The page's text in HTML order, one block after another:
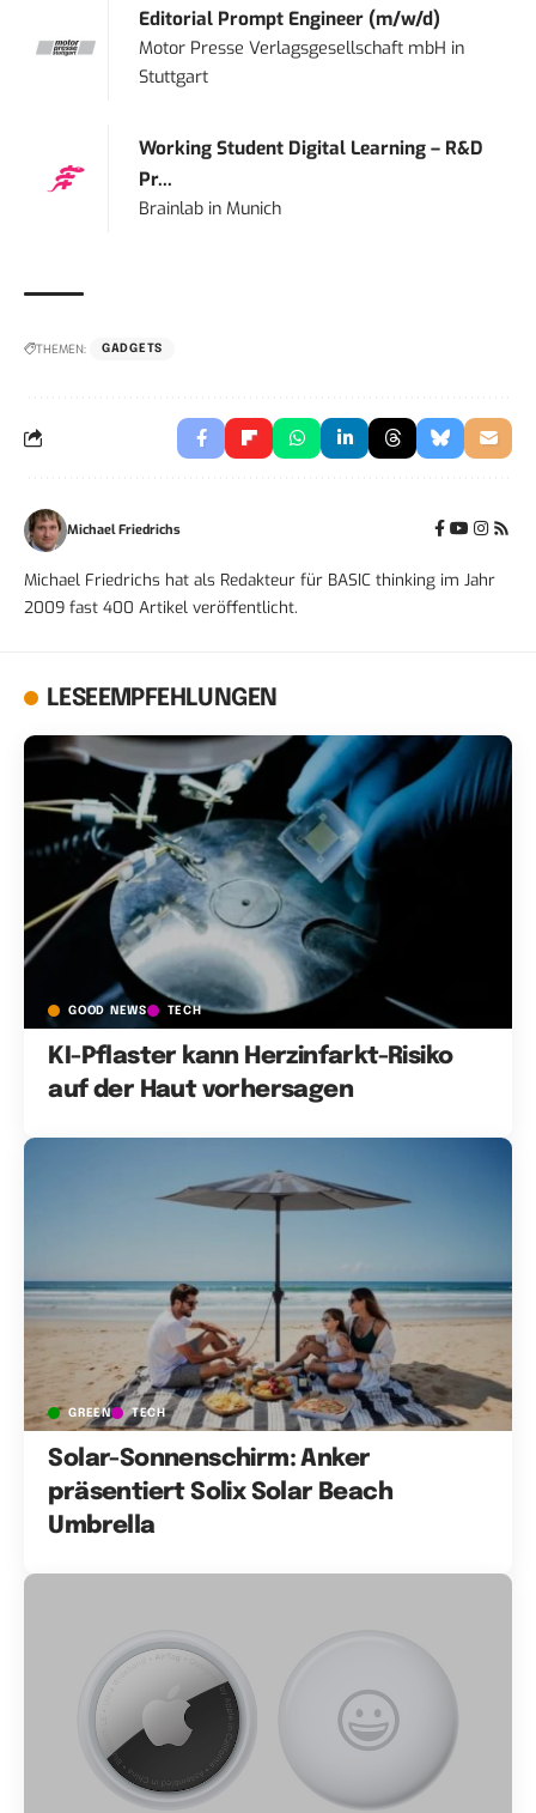
Editorial Prompt Engineer (m/w/d)
Motor Presse Verlagsgesellschaft mbH in
Stuttgart
Working Student Digital Learning – R&D
Pr...
Brainlab inMunich
THEMEN: GADGETS
Michael Friedrichs
Michael Friedrichs hat als Redakteur für BASIC thinking im Jahr
2009 fast 400 Artikel veröffentlicht.
LESEEMPFEHLUNGEN
GOOD NEWS TECH
KI-Pflaster kann Herzinfarkt-Risiko
auf der Haut vorhersagen
GREEN TECH
Solar-Sonnenschirm: Anker
präsentiert Solix Solar Beach
Umbrella